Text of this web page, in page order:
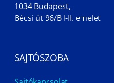
1034 Budapest,
Bécsi út 96/B I-II. emelet
SAJTÓSZOBA